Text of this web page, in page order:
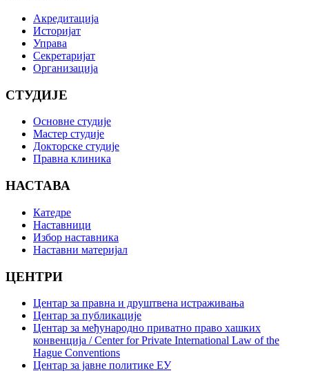
Акредитација
Историјат
Управа
Секретаријат
Организација
СТУДИЈЕ
Основне студије
Мастер студије
Докторске студије
Правна клиника
НАСТАВА
Катедре
Наставници
Избор наставника
Наставни материјал
ЦЕНТРИ
Центар за правна и друштвена истраживања
Центар за публикације
Центар за међународно приватно право хашких
конвенција / Center for Private International Law of the
Hague Conventions
Центар за јавне политике ЕУ